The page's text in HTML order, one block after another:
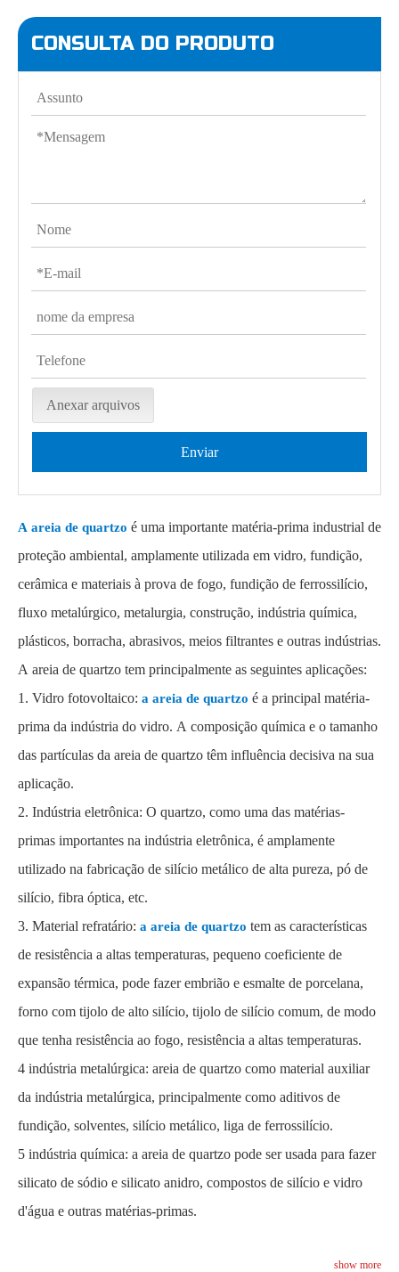
CONSULTA DO PRODUTO
Anexar arquivos
Enviar
A areia de quartzo é uma importante matéria-prima industrial de
proteção ambiental, amplamente utilizada em vidro, fundição,
cerâmica e materiais à prova de fogo, fundição de ferrossilício,
fluxo metalúrgico, metalurgia, construção, indústria química,
plásticos, borracha, abrasivos, meios filtrantes e outras indústrias.
A areia de quartzo tem principalmente as seguintes aplicações:
1. Vidro fotovoltaico: a areia de quartzo é a principal matéria-
prima da indústria do vidro. A composição química e o tamanho
das partículas da areia de quartzo têm influência decisiva na sua
aplicação.
2. Indústria eletrônica: O quartzo, como uma das matérias-
primas importantes na indústria eletrônica, é amplamente
utilizado na fabricação de silício metálico de alta pureza, pó de
silício, fibra óptica, etc.
3. Material refratário: a areia de quartzo tem as características
de resistência a altas temperaturas, pequeno coeficiente de
expansão térmica, pode fazer embrião e esmalte de porcelana,
forno com tijolo de alto silício, tijolo de silício comum, de modo
que tenha resistência ao fogo, resistência a altas temperaturas.
4 indústria metalúrgica: areia de quartzo como material auxiliar
da indústria metalúrgica, principalmente como aditivos de
fundição, solventes, silício metálico, liga de ferrossilício.
5 indústria química: a areia de quartzo pode ser usada para fazer
silicato de sódio e silicato anidro, compostos de silício e vidro
d'água e outras matérias-primas.
show more